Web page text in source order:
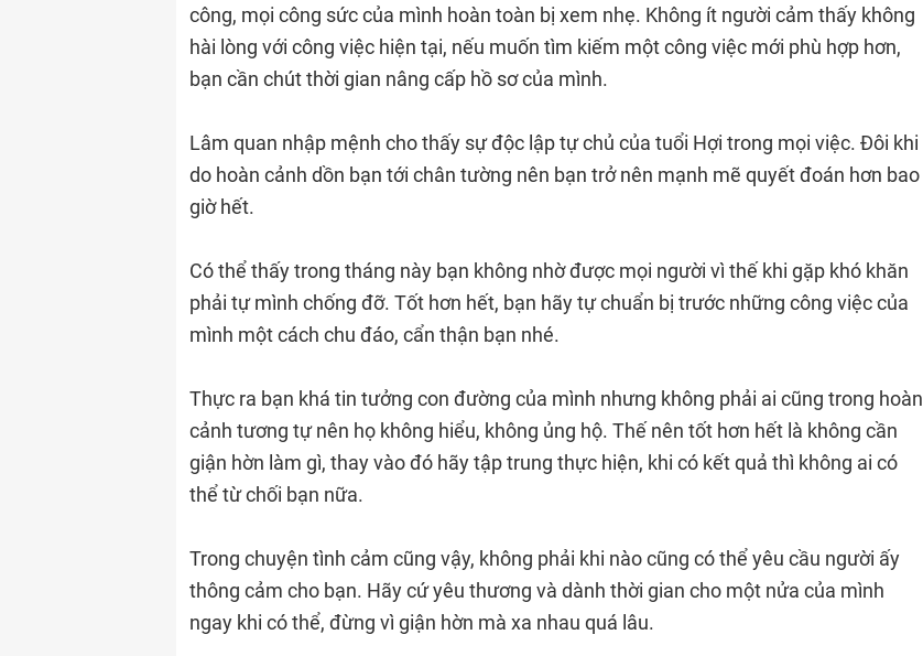
công, mọi công sức của mình hoàn toàn bị xem nhẹ. Không ít người cảm thấy không
hài lòng với công việc hiện tại, nếu muốn tìm kiếm một công việc mới phù hợp hơn,
bạn cần chút thời gian nâng cấp hồ sơ của mình.
Lâm quan nhập mệnh cho thấy sự độc lập tự chủ của tuổi Hợi trong mọi việc. Đôi khi
do hoàn cảnh dồn bạn tới chân tường nên bạn trở nên mạnh mẽ quyết đoán hơn bao
giờ hết.
Có thể thấy trong tháng này bạn không nhờ được mọi người vì thế khi gặp khó khăn
phải tự mình chống đỡ. Tốt hơn hết, bạn hãy tự chuẩn bị trước những công việc của
mình một cách chu đáo, cẩn thận bạn nhé.
Thực ra bạn khá tin tưởng con đường của mình nhưng không phải ai cũng trong hoàn
cảnh tương tự nên họ không hiểu, không ủng hộ. Thế nên tốt hơn hết là không cần
giận hờn làm gì, thay vào đó hãy tập trung thực hiện, khi có kết quả thì không ai có
thể từ chối bạn nữa.
Trong chuyện tình cảm cũng vậy, không phải khi nào cũng có thể yêu cầu người ấy
thông cảm cho bạn. Hãy cứ yêu thương và dành thời gian cho một nửa của mình
ngay khi có thể, đừng vì giận hờn mà xa nhau quá lâu.